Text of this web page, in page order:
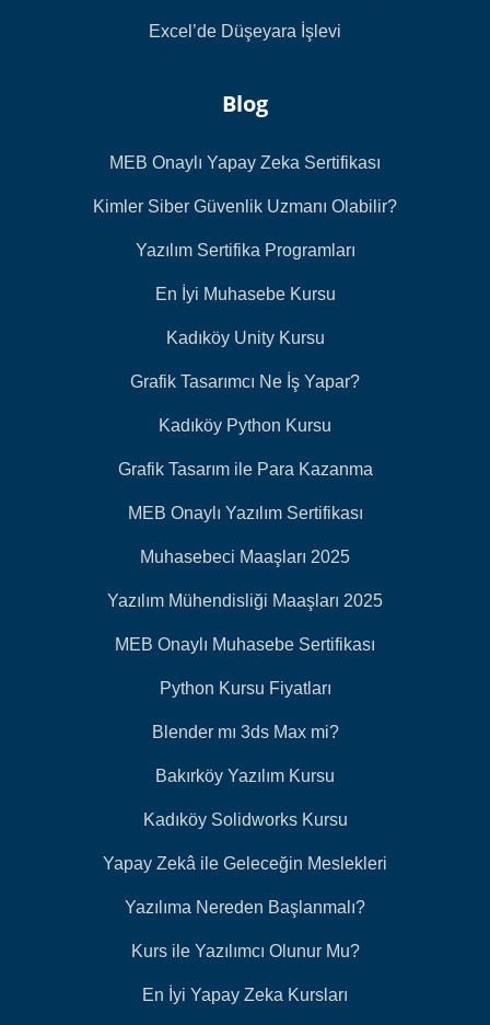
Excel’de Düşeyara İşlevi
Blog
MEB Onaylı Yapay Zeka Sertifikası
Kimler Siber Güvenlik Uzmanı Olabilir?
Yazılım Sertifika Programları
En İyi Muhasebe Kursu
Kadıköy Unity Kursu
Grafik Tasarımcı Ne İş Yapar?
Kadıköy Python Kursu
Grafik Tasarım ile Para Kazanma
MEB Onaylı Yazılım Sertifikası
Muhasebeci Maaşları 2025
Yazılım Mühendisliği Maaşları 2025
MEB Onaylı Muhasebe Sertifikası
Python Kursu Fiyatları
Blender mı 3ds Max mi?
Bakırköy Yazılım Kursu
Kadıköy Solidworks Kursu
Yapay Zekâ ile Geleceğin Meslekleri
Yazılıma Nereden Başlanmalı?
Kurs ile Yazılımcı Olunur Mu?
En İyi Yapay Zeka Kursları